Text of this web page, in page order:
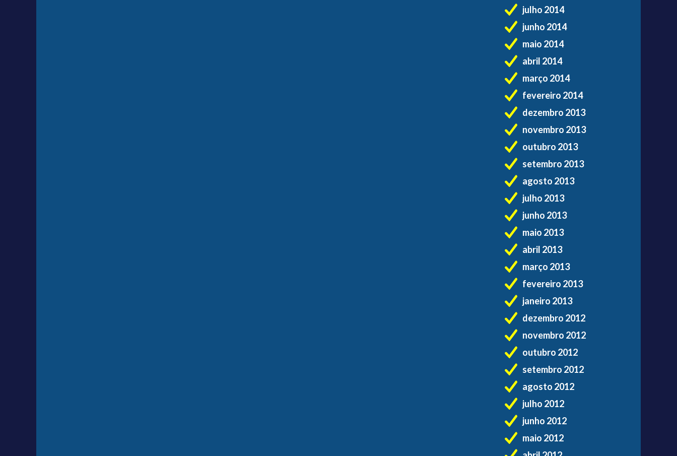
julho 2014
junho 2014
maio 2014
abril 2014
março 2014
fevereiro 2014
dezembro 2013
novembro 2013
outubro 2013
setembro 2013
agosto 2013
julho 2013
junho 2013
maio 2013
abril 2013
março 2013
fevereiro 2013
janeiro 2013
dezembro 2012
novembro 2012
outubro 2012
setembro 2012
agosto 2012
julho 2012
junho 2012
maio 2012